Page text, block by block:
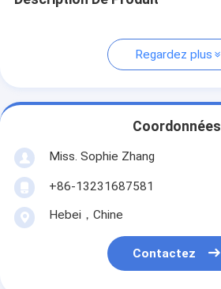
Regardez plus
Coordonnées
Miss. Sophie Zhang
+86-13231687581
Hebei，Chine
Contactez